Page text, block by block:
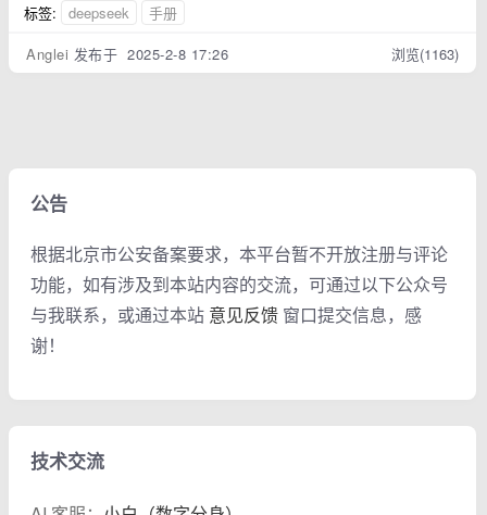
标签: deepseek
手册
Anglei 发布于 2025-2-8 17:26 浏览(1163)
公告
根据北京市公安备案要求，本平台暂不开放注册与评论
功能，如有涉及到本站内容的交流，可通过以下公众号
与我联系，或通过本站 意见反馈 窗口提交信息，感
谢！
技术交流